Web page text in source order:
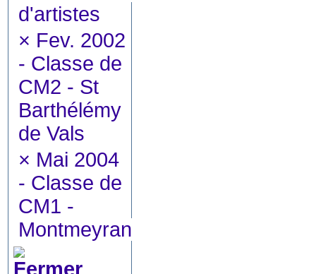
d'artistes
× Fev. 2002
- Classe de
CM2 - St
Barthélémy
de Vals
× Mai 2004
- Classe de
CM1 -
Montmeyran